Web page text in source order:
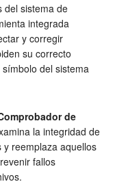
del sistema de
integrada
y corregir
su correcto
del sistema
de
la integridad de
y reemplaza aquellos
fallos